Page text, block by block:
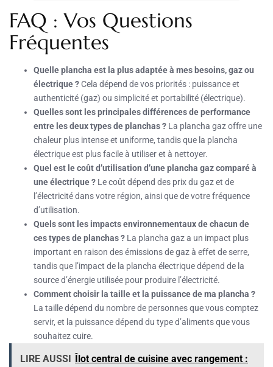
FAQ : Vos Questions
Fréquentes
Quelle plancha est la plus adaptée à mes besoins, gaz ou
électrique ?Cela dépend de vos priorités : puissance et
authenticité (gaz) ou simplicité et portabilité (électrique).
Quelles sont les principales différences de performance
entre les deux types de planchas ? La plancha gaz offre une
chaleur plus intense et uniforme, tandis que la plancha
électrique est plus facile à utiliser et à nettoyer.
Quel est le coût d’utilisation d’une plancha gaz comparé à
une électrique ? Le coût dépend des prix du gaz et de
l’électricité dans votre région, ainsi que de votre fréquence
d’utilisation.
Quels sont les impacts environnementaux de chacun de
ces types de planchas ? La plancha gaz a un impact plus
important en raison des émissions de gaz à effet de serre,
tandis que l’impact de la plancha électrique dépend de la
source d’énergie utilisée pour produire l’électricité.
Comment choisir la taille et la puissance de ma plancha ?
La taille dépend du nombre de personnes que vous comptez
servir, et la puissance dépend du type d’aliments que vous
souhaitez cuire.
LIRE AUSSI
Îlot central de cuisine avec rangement :